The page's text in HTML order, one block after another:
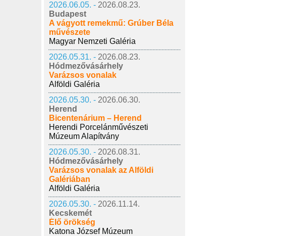
2026.06.05. - 2026.08.23.
Budapest
A vágyott remekmű: Grúber Béla
művészete
Magyar Nemzeti Galéria
2026.05.31. - 2026.08.23.
Hódmezővásárhely
Varázsos vonalak
Alföldi Galéria
2026.05.30. - 2026.06.30.
Herend
Bicentenárium – Herend
Herendi Porcelánművészeti
Múzeum Alapítvány
2026.05.30. - 2026.08.31.
Hódmezővásárhely
Varázsos vonalak az Alföldi
Galériában
Alföldi Galéria
2026.05.30. - 2026.11.14.
Kecskemét
Élő örökség
Katona József Múzeum